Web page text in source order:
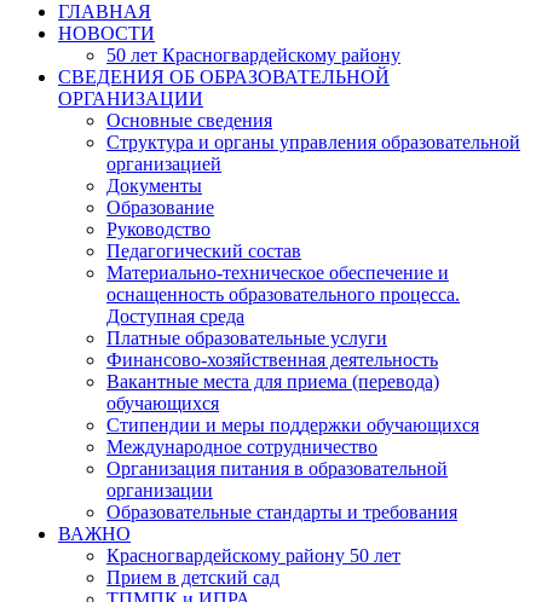
ГЛАВНАЯ
НОВОСТИ
50 лет Красногвардейскому району
СВЕДЕНИЯ ОБ ОБРАЗОВАТЕЛЬНОЙ
ОРГАНИЗАЦИИ
Основные сведения
Структура и органы управления образовательной
организацией
Документы
Образование
Руководство
Педагогический состав
Материально-техническое обеспечение и
оснащенность образовательного процесса.
Доступная среда
Платные образовательные услуги
Финансово-хозяйственная деятельность
Вакантные места для приема (перевода)
обучающихся
Стипендии и меры поддержки обучающихся
Международное сотрудничество
Организация питания в образовательной
организации
Образовательные стандарты и требования
ВАЖНО
Красногвардейскому району 50 лет
Прием в детский сад